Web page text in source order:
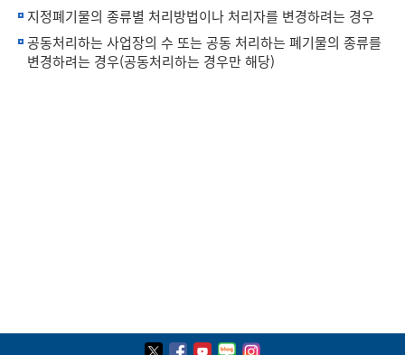
지정폐기물의 종류별 처리방법이나 처리자를 변경하려는 경우
공동처리하는 사업장의 수 또는 공동 처리하는 폐기물의 종류를
변경하려는 경우(공동처리하는 경우만 해당)